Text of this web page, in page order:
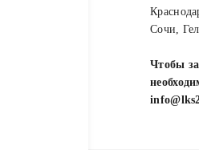
Сочи,
Чтобы